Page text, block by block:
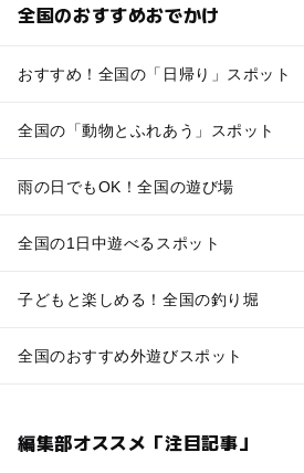
全国のおすすめおでかけ
おすすめ！全国の「日帰り」スポット
全国の「動物とふれあう」スポット
雨の日でもOK！全国の遊び場
全国の1日中遊べるスポット
子どもと楽しめる！全国の釣り堀
全国のおすすめ外遊びスポット
編集部オススメ「注目記事」